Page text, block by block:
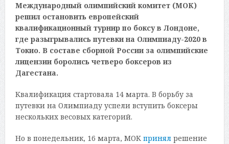
Международный олимпийский комитет (МОК)
решил остановить европейский
квалификационный турнир по боксу в Лондоне,
где разыгрывались путевки на Олимпиаду-2020 в
Токио. В составе сборной России за олимпийские
лицензии боролись четверо боксеров из
Дагестана.
Квалификация стартовала 14 марта. В борьбу за
путевки на Олимпиаду успели вступить боксеры
нескольких весовых категорий.
Но в понедельник, 16 марта, МОК принялрешение